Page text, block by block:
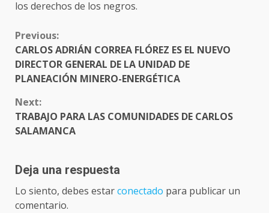
los derechos de los negros.
CONTINUE
READING
Previous:
CARLOS ADRIÁN CORREA FLÓREZ ES EL NUEVO
DIRECTOR GENERAL DE LA UNIDAD DE
PLANEACIÓN MINERO-ENERGÉTICA
Next:
TRABAJO PARA LAS COMUNIDADES DE CARLOS
SALAMANCA
Deja una respuesta
Lo siento, debes estarconectado para publicar un
comentario.